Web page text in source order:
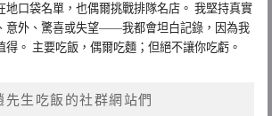
地口袋名單，也偶爾挑戰排隊名店。 我堅持真實
意外、驚喜或失望——我都會坦白記錄，因為我
得。 主要吃飯，偶爾吃麵；但絕不讓你吃虧。
先生吃飯的社群網站們